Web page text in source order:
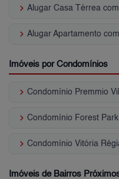
keyboard_arrow_right
keyboard_arrow_right
Imóveis por Condomínios
keyboard_arrow_right
keyboard_arrow_right Condomínio Forest
keyboard_arrow_right Condomínio Vitória
Imóveis de Bairros